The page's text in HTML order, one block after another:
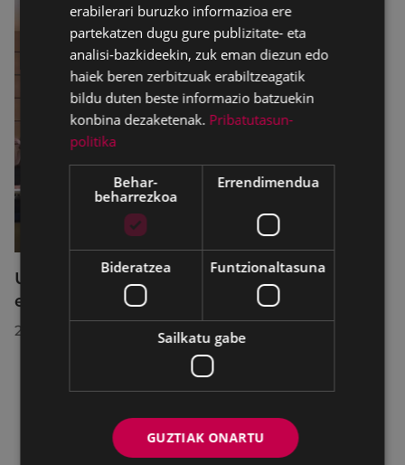
Udalbatzak 2026ko uztailaren 27an
egindako bilkuran hartutako erabakiak
2026/07/28
erabilerari buruzko informazioa ere
partekatzen dugu gure publizitate- eta
analisi-bazkideekin, zuk eman diezun edo
haiek beren zerbitzuak erabiltzeagatik
bildu duten beste informazio batzuekin
konbina dezaketenak. Pribatutasun-
politika
Behar-
beharrezkoa
Errendimendua
Bideratzea Funtzionaltasuna
Sailkatu gabe
GUZTIAK ONARTU